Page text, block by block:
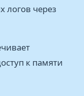
логов через
к памяти